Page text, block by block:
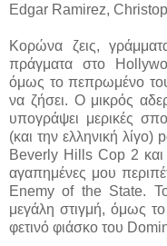
Edgar Ramirez,
Κορώνα ζεις,
πράγματα στο
όμως το πεπρωμένο
να ζήσει. Ο μικρός
υπογράψει μερικές
(και την ελληνική
Beverly Hills Cop 2 και
αγαπημένες μου
Enemy of the State.
μεγάλη στιγμή, όμως
φετινό φιάσκο του